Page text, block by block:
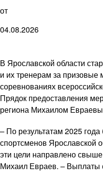
от
04.08.2026
В Ярославской области
и их тренерам за призовые
соревнованиях
Прядок предоставления
региона Михаилом
– По результатам 2025
спортсменов Ярославской
эти цели направлено
Михаил Евраев. – Выплаты